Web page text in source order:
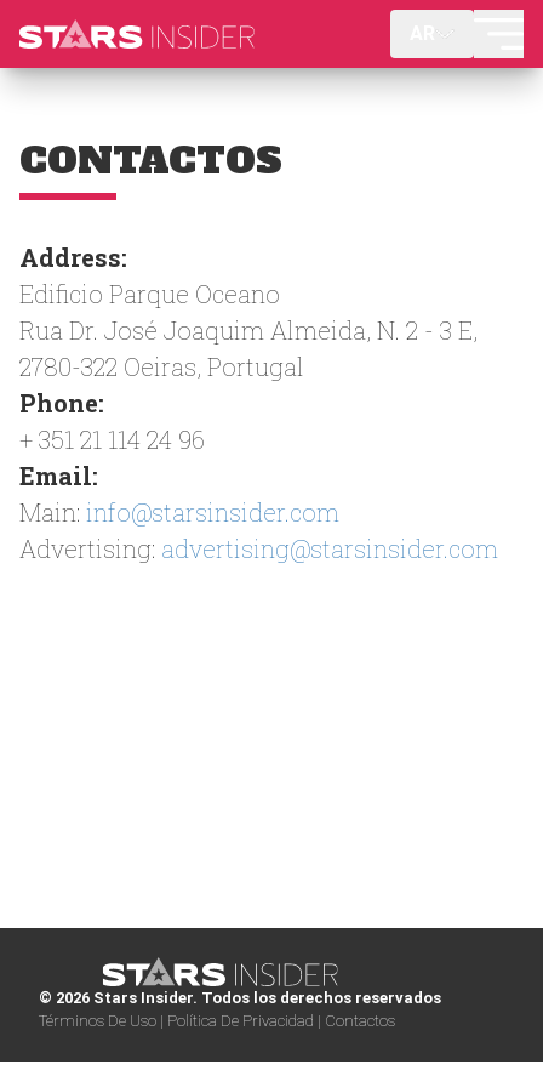
CONTACTOS
Address:
Edificio Parque Oceano
Rua Dr. José Joaquim Almeida, N. 2 - 3 E,
2780-322 Oeiras, Portugal
Phone:
+ 351 21 114 24 96
Email:
Main: info@starsinsider.com
Advertising: advertising@starsinsider.com
© 2026 Stars Insider. Todos los derechos reservados
Términos De Uso | Política De Privacidad | Contactos